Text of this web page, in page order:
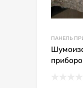
ПАНЕЛЬ